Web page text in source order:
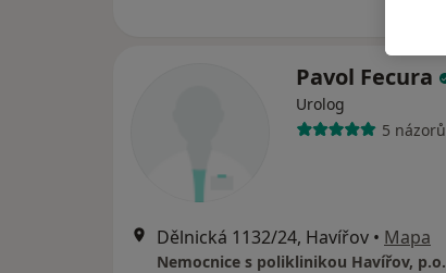
Pavol Fecura
Urolog
5 názorů
Dělnická 1132/24, Havířov • Mapa
Nemocnice s poliklinikou Havířov, p.o.